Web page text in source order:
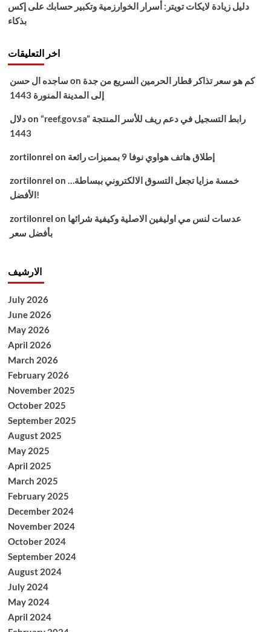
دليل زيادة لايكات تويتر: أسرار الخوارزمية وتكبير حسابك على إكس
بذكاء
اخر التعليقات
ساجده ال حسن on كم هو سعر تذاكر قطار الحرمين السريع من جدة
إلى المدينة المنورة 1443
دلالon “reef.gov.sa” رابط التسجيل في دعم ريف للأسر المنتجة
1443
zortilonrel on إطلاق هاتف هواوي نوفا 9 بمميزات رائعة
zortilonrel on خمسة مزايا تجعل التسوق الالكتروني ببساطة…
الأفضل!
zortilonrel on عدسات لنس مي اوليفين الاصلية وكيفية شرائها
بأفضل سعر
الارشيف
July 2026
June 2026
May 2026
April 2026
March 2026
February 2026
November 2025
October 2025
September 2025
August 2025
May 2025
April 2025
March 2025
February 2025
December 2024
November 2024
October 2024
September 2024
August 2024
July 2024
May 2024
April 2024